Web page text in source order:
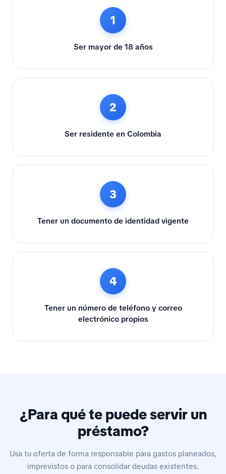
1
Ser mayor de 18 años
2
Ser residente en Colombia
3
Tener un documento de identidad vigente
4
Tener un número de teléfono y correo
electrónico propios
¿Para qué te puede servir un
préstamo?
Usa tu oferta de forma responsable para gastos planeados,
imprevistos o para consolidar deudas existentes.